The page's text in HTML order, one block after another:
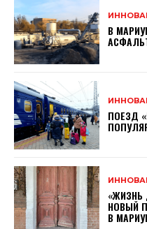
В
ПОЕЗД
«ЖИЗНЬ
НОВЫЙ
В